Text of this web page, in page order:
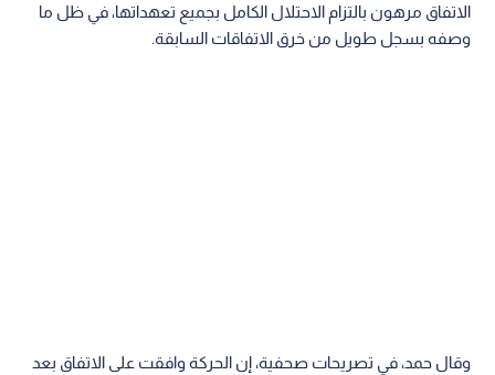
الاتفاق مرهون بالتزام الاحتلال الكامل بجميع تعهداتها، في ظل ما
وصفه بسجل طويل من خرق الاتفاقات السابقة.
وقال حمد، في تصريحات صحفية، إن الحركة وافقت على الاتفاق بعد